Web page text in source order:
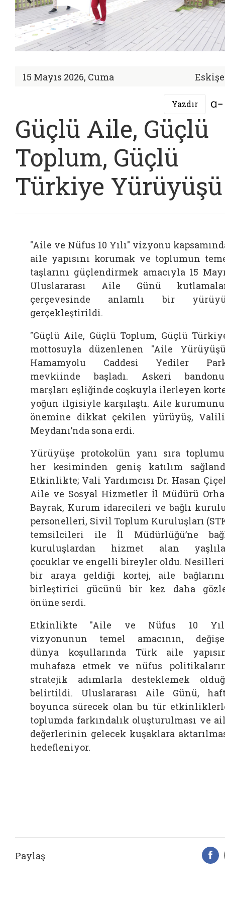
15 Mayıs 2026, Cuma
Yazdır
Güçlü Aile, Güçlü
Toplum, Güçlü
Türkiye Yürüyüşü
"Aile ve Nüfus 10 Yılı" vizyonu
aile yapısını korumak ve toplumun
taşlarını güçlendirmek amacıyla 15
Uluslararası Aile Günü
çerçevesinde anlamlı bir
gerçekleştirildi.
"Güçlü Aile, Güçlü Toplum, Güçlü
mottosuyla düzenlenen "Aile
Hamamyolu Caddesi Yediler
mevkiinde başladı. Askeri
marşları eşliğinde coşkuyla ilerleyen
yoğun ilgisiyle karşılaştı. Aile
önemine dikkat çekilen yürüyüş,
Meydanı’nda sona erdi.
Yürüyüşe protokolün yanı sıra
her kesiminden geniş katılım
Etkinlikte; Vali Yardımcısı Dr. Hasan
Aile ve Sosyal Hizmetler İl Müdürü
Bayrak, Kurum idarecileri ve bağlı
personelleri, Sivil Toplum Kuruluşları
temsilcileri ile İl Müdürlüğü’ne
kuruluşlardan hizmet alan
çocuklar ve engelli bireyler oldu.
bir araya geldiği kortej, aile
birleştirici gücünü bir kez daha
önüne serdi.
Etkinlikte "Aile ve Nüfus 10
vizyonunun temel amacının,
dünya koşullarında Türk aile
muhafaza etmek ve nüfus
stratejik adımlarla desteklemek
belirtildi. Uluslararası Aile Günü,
boyunca sürecek olan bu tür
toplumda farkındalık oluşturulması ve
değerlerinin gelecek kuşaklara
hedefleniyor.
Paylaş